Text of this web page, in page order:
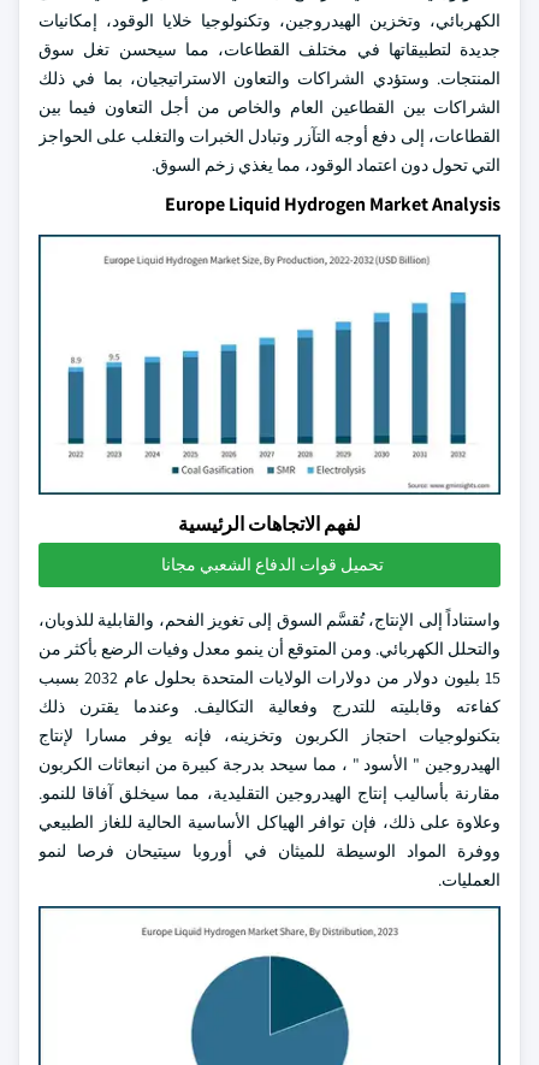
الكهربائي، وتخزين الهيدروجين، وتكنولوجيا خلايا الوقود، إمكانيات
جديدة لتطبيقاتها في مختلف القطاعات، مما سيحسن تغل سوق
المنتجات. وستؤدي الشراكات والتعاون الاستراتيجيان، بما في ذلك
الشراكات بين القطاعين العام والخاص من أجل التعاون فيما بين
القطاعات، إلى دفع أوجه التآزر وتبادل الخبرات والتغلب على الحواجز
التي تحول دون اعتماد الوقود، مما يغذي زخم السوق.
Europe Liquid Hydrogen Market Analysis
لفهم الاتجاهات الرئيسية
تحميل قوات الدفاع الشعبي مجانا
واستناداً إلى الإنتاج، تُقسَّم السوق إلى تغويز الفحم، والقابلية للذوبان،
والتحلل الكهربائي. ومن المتوقع أن ينمو معدل وفيات الرضع بأكثر من
15 بليون دولار من دولارات الولايات المتحدة بحلول عام 2032 بسبب
كفاءته وقابليته للتدرج وفعالية التكاليف. وعندما يقترن ذلك
بتكنولوجيات احتجاز الكربون وتخزينه، فإنه يوفر مسارا لإنتاج
الهيدروجين " الأسود " ، مما سيحد بدرجة كبيرة من انبعاثات الكربون
مقارنة بأساليب إنتاج الهيدروجين التقليدية، مما سيخلق آفاقا للنمو.
وعلاوة على ذلك، فإن توافر الهياكل الأساسية الحالية للغاز الطبيعي
ووفرة المواد الوسيطة للميثان في أوروبا سيتيحان فرصا لنمو
العمليات.